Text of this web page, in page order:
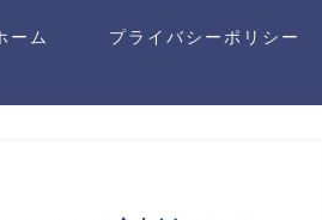
ーム プライバシーポリシー